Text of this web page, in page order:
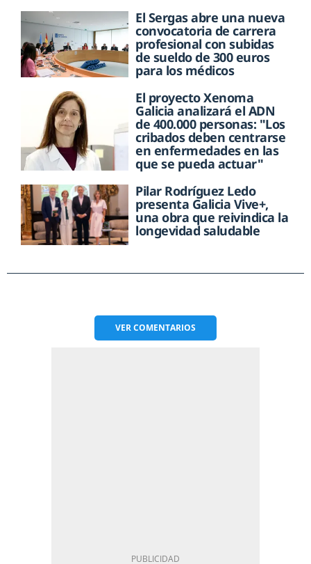
El Sergas abre una nueva
convocatoria de carrera
profesional con subidas
de sueldo de 300 euros
para los médicos
El proyecto Xenoma
Galicia analizará el ADN
de 400.000 personas: "Los
cribados deben centrarse
en enfermedades en las
que se pueda actuar"
Pilar Rodríguez Ledo
presenta Galicia Vive+,
una obra que reivindica la
longevidad saludable
VERCOMENTARIOS